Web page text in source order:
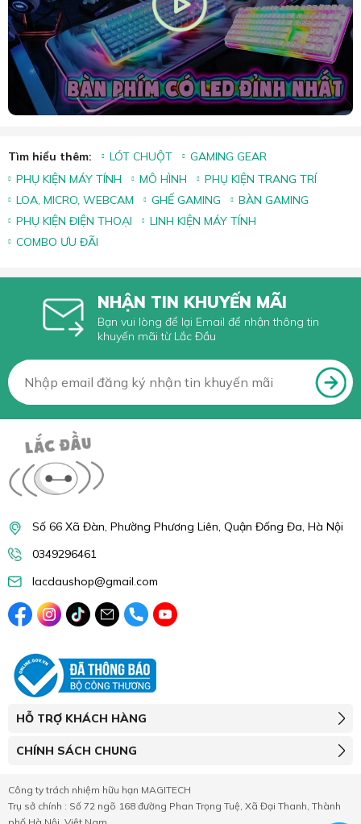
Tìm hiểu thêm: LÓT CHUỘT
GAMING GEAR
PHỤ KIỆN MÁY TÍNH
MÔ HÌNH
PHỤ KIỆN TRANG TRÍ
LOA, MICRO, WEBCAM
GHẾ GAMING
BÀN GAMING
PHỤ KIỆN ĐIỆN THOẠI
LINH KIỆN MÁY TÍNH
COMBO ƯU ĐÃI
NHẬN TIN KHUYẾN MÃI
Bạn vui lòng để lại Email để nhận thông tin
khuyến mãi từ Lắc Đầu
Số 66 Xã Đàn, Phường Phương Liên, Quận Đống Đa, Hà Nội
0349296461
lacdaushop@gmail.com
HỖ TRỢ KHÁCH HÀNG
CHÍNH SÁCH CHUNG
Công ty trách nhiệm hữu hạn MAGITECH
Trụ sở chính : Số 72 ngõ 168 đường Phan Trọng Tuệ, Xã Đại Thanh, Thành